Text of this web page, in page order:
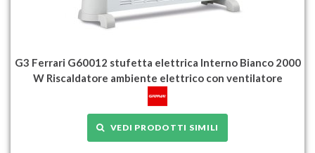
G3 Ferrari G60012 stufetta elettrica Interno Bianco 2000
W Riscaldatore ambiente elettrico con ventilatore
VEDI PRODOTTI SIMILI